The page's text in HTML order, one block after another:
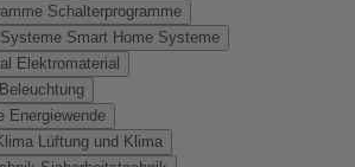
Schalterprogramme
Smart Home Systeme
Elektromaterial
Beleuchtung
Energiewende
Lüftung und Klima